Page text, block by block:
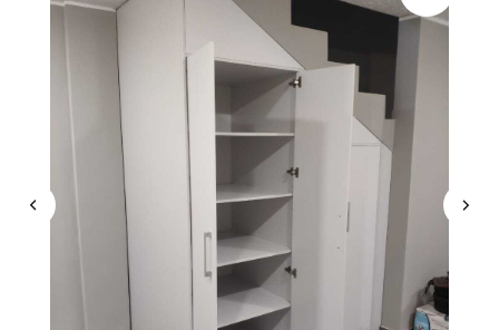
Опытные специалисты помогут Вам с дизайном
проекта, подберут нужные материалы и крепежи
ДИЗАЙН
КОНСУЛЬТАЦИЯ
Мы ответим на все вопросы, поможем с планировкой,
бюджетом и организацией вашего проекта